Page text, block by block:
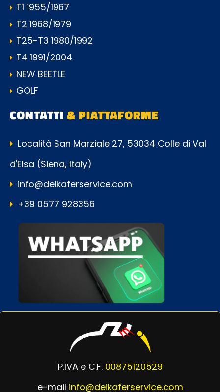
T1 1955/1967
T2 1968/1979
T25-T3 1980/1992
T4 1991/2004
NEW BEETLE
GOLF
CONTATTI& PIATTAFORME
Località San Marziale 27, 53034 Colle di Val
d'Elsa (Siena, Italy)
info@deikaferservice.com
+39 0577 928356
P.IVA e C.F. 00875120529
e-mail info@deikaferservice.com